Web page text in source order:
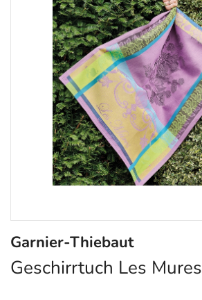
Garnier-Thiebaut
Geschirrtuch Les Mures